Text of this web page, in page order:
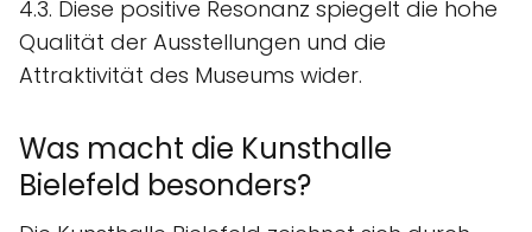
4.3. Diese positive Resonanz spiegelt die hohe
Qualität der Ausstellungen und die
Attraktivität des Museums wider.
Was macht die Kunsthalle
Bielefeld besonders?